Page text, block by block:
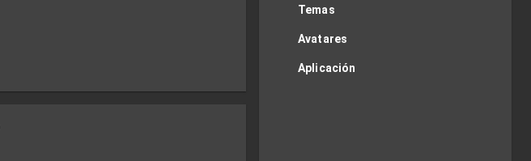
Temas
Avatares
Aplicación